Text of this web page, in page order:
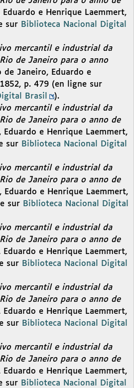
e Henrique Laemmert,
sur Biblioteca Nacional Digital
mercantil e industrial da
de Janeiro para o anno
de Janeiro, Eduardo e
p. 479 (en ligne sur
Brasil
).
mercantil e industrial da
de Janeiro para o anno de
Eduardo e Henrique Laemmert,
sur Biblioteca Nacional Digital
mercantil e industrial da
de Janeiro para o anno de
Eduardo e Henrique Laemmert,
sur Biblioteca Nacional Digital
mercantil e industrial da
de Janeiro para o anno de
Eduardo e Henrique Laemmert,
sur Biblioteca Nacional Digital
mercantil e industrial da
de Janeiro para o anno de
e Henrique Laemmert,
sur Biblioteca Nacional Digital
mercantil e industrial da
de Janeiro para o anno de
e Henrique Laemmert,
sur Biblioteca Nacional Digital